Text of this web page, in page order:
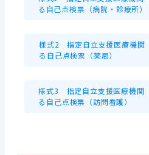
る自己点検票（病院・診療所）
様式2 指定自立支援医療機関
る自己点検票（薬局）
様式3 指定自立支援医療機関
る自己点検票（訪問看護）